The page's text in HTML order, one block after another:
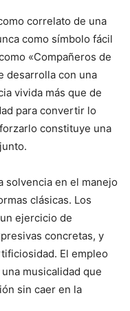
correlato de una
como símbolo fácil
«Compañeros de
desarrolla con una
vivida más que de
para convertir lo
constituye una
solvencia en el manejo
clásicas. Los
ejercicio de
concretas, y
El empleo
musicalidad que
sin caer en la